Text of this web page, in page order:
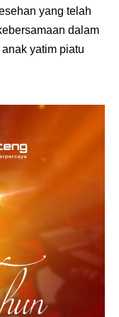
yang telah
dalam
yatim piatu